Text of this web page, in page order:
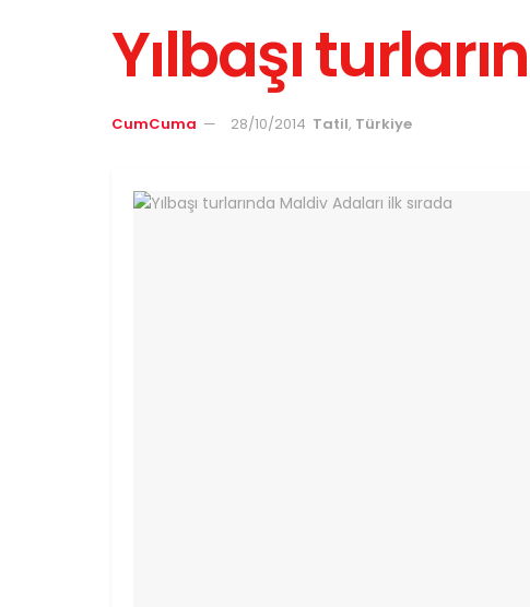
Yılbaşı
CumCuma 28/10/2014 Tatil, Türkiye